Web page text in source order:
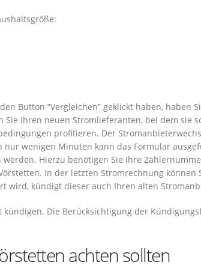
Button “Vergleichen” geklickt haben, haben
Ihren neuen Stromlieferanten, bei dem sie
profitieren. Der
wenigen Minuten kann das Formular
Hierzu benötigen Sie Ihre
In der letzten Stromrechnung können
wird, kündigt dieser auch Ihren alten
Die Berücksichtigung der
achten sollten